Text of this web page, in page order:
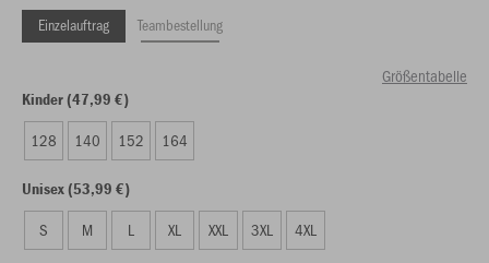
Einzelauftrag Teambestellung
Größentabelle
Kinder (47,99 €)
128 140 152 164
Unisex (53,99 €)
S M L XL XXL 3XL 4XL